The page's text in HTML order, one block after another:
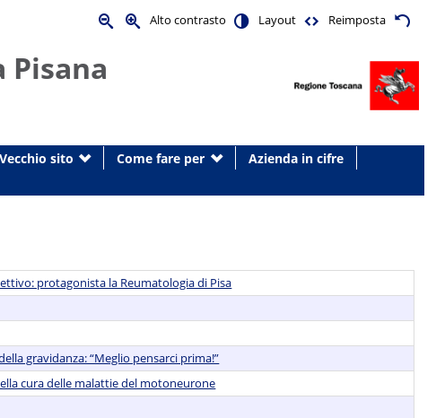
Alto contrasto Layout Reimposta
Vecchio sito Come fare per
Azienda in cifre
protagonista la Reumatologia di Pisa
gravidanza: “Meglio pensarci prima!”
cura delle malattie del motoneurone